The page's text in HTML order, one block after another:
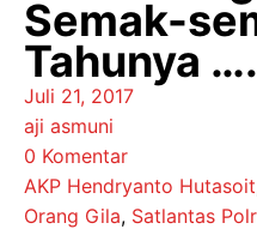
Semak-
Tahunya ….
Juli 21, 2017
aji asmuni
0 Komentar
AKP Hendryanto Hutasoit
Orang Gila, Satlantas